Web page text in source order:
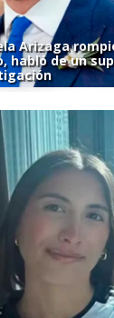
Arizaga
habló de un